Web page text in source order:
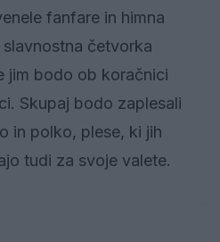
fanfare in himna
četvorka
jim bodo ob koračnici
Skupaj bodo zaplesali
in polko, plese, ki jih
tudi za svoje valete.